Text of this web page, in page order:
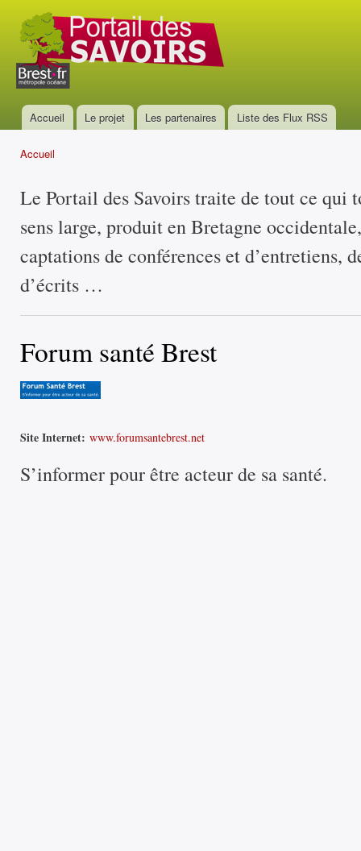
Portail
des
savoirs
Menu principal
Accueil Le projet Les partenaires Liste des Flux RSS
Accueil
Le Portail des Savoirs traite de tout ce qui
sens large, produit en Bretagne
captations de conférences et d’entretiens,
d’écrits …
Forum santé Brest
Site Internet: www.forumsantebrest.net
S’informer pour être acteur de sa santé.